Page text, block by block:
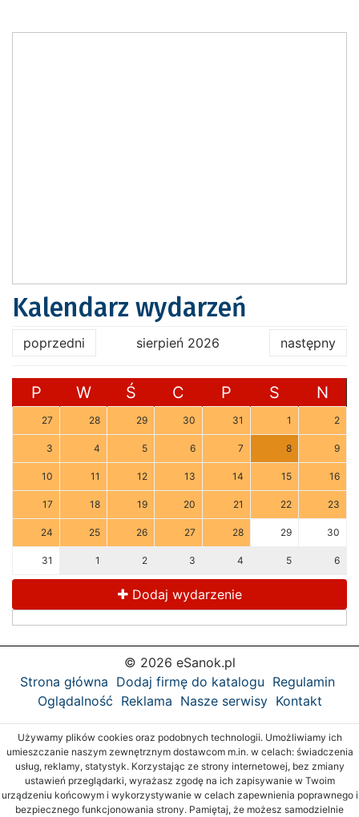
Kalendarz wydarzeń
poprzedni sierpień 2026 następny
P W Ś C P S N
27 28 29 30 31 1 2
3 4 5 6 7 8 9
10 11 12 13 14 15 16
17 18 19 20 21 22 23
24 25 26 27 28 29 30
31 1 2 3 4 5 6
Dodaj wydarzenie
© 2026 eSanok.pl
Strona główna Dodaj firmę do katalogu Regulamin
Oglądalność Reklama Nasze serwisy Kontakt
Używamy plików cookies oraz podobnych technologii. Umożliwiamy ich
umieszczanie naszym zewnętrznym dostawcom m.in. w celach: świadczenia
usług, reklamy, statystyk. Korzystając ze strony internetowej, bez zmiany
ustawień przeglądarki, wyrażasz zgodę na ich zapisywanie w Twoim
urządzeniu końcowym i wykorzystywanie w celach zapewnienia poprawnego i
bezpiecznego funkcjonowania strony. Pamiętaj, że możesz samodzielnie